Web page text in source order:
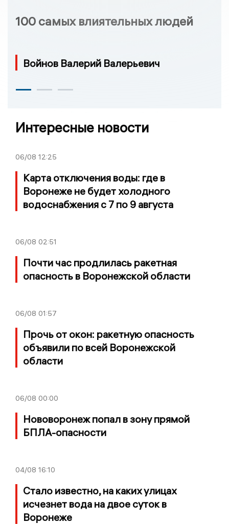
100 самых влиятельных людей
Войнов Валерий Валерьевич
Интересные новости
06/08 12:25
Карта отключения воды: где в
Воронеже не будет холодного
водоснабжения с 7 по 9 августа
06/08 02:51
Почти час продлилась ракетная
опасность в Воронежской области
06/08 01:57
Прочь от окон: ракетную опасность
объявили по всей Воронежской
области
06/08 00:00
Нововоронеж попал в зону прямой
БПЛА-опасности
04/08 16:10
Стало известно, на каких улицах
исчезнет вода на двое суток в
Воронеже